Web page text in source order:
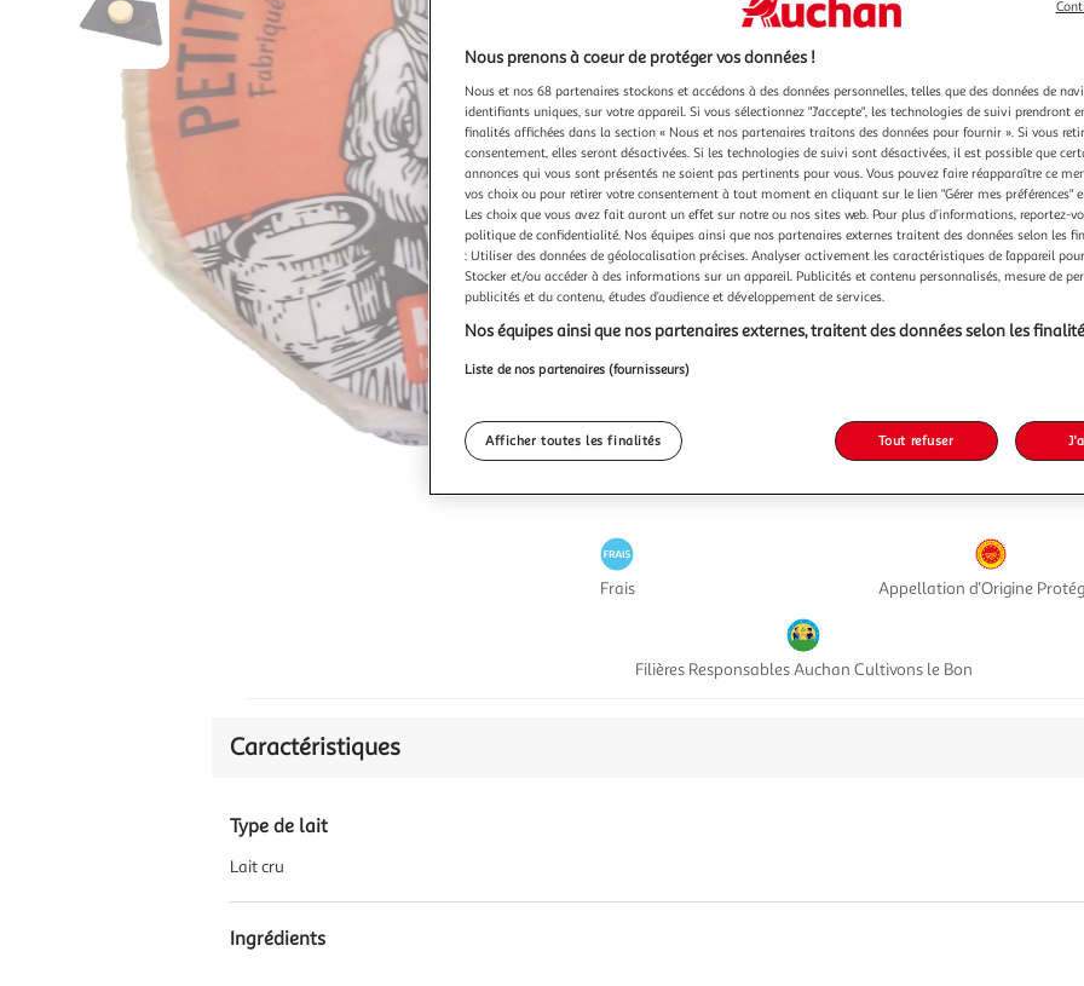
Frais Appellation d'Origine
Filières Responsables Auchan Cultivons le Bon
Caractéristiques
Type de lait
Lait cru
Ingrédients
Nous prenons à coeur de protéger vos données !
Nous et nos 68 partenaires stockons et accédons à des données personnelles, telles que des données de
identifiants uniques, sur votre appareil. Si vous sélectionnez "J'accepte", les technologies de suivi prendront
finalités affichées dans la section « Nous et nos partenaires traitons des données pour fournir ». Si vous
consentement, elles seront désactivées. Si les technologies de suivi sont désactivées, il est possible que
annonces qui vous sont présentés ne soient pas pertinents pour vous. Vous pouvez faire réapparaître ce
vos choix ou pour retirer votre consentement à tout moment en cliquant sur le lien "Gérer mes préférences"
Les choix que vous avez fait auront un effet sur notre ou nos sites web. Pour plus d’informations, reportez-
politique de confidentialité. Nos équipes ainsi que nos partenaires externes traitent des données selon les
: Utiliser des données de géolocalisation précises. Analyser activement les caractéristiques de l’appareil
Stocker et/ou accéder à des informations sur un appareil. Publicités et contenu personnalisés, mesure de
publicités et du contenu, études d’audience et développement de services.
Nos équipes ainsi que nos partenaires externes, traitent des données selon les
Liste de nos partenaires (fournisseurs)
Afficher toutes les finalités Tout refuser